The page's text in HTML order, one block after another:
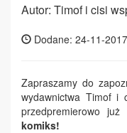
Autor: Timof i cisi
Dodane: 24-11-
Zapraszamy do
wydawnictwa Timof i
przedpremierowo
komiks!